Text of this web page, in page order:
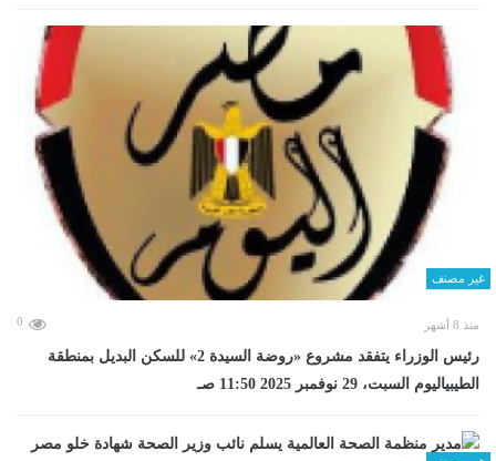
غير مصنف
منذ 8 أشهر 0
رئيس الوزراء يتفقد مشروع «روضة السيدة 2» للسكن البديل بمنطقة
الطيبياليوم السبت، 29 نوفمبر 2025 11:50 صـ